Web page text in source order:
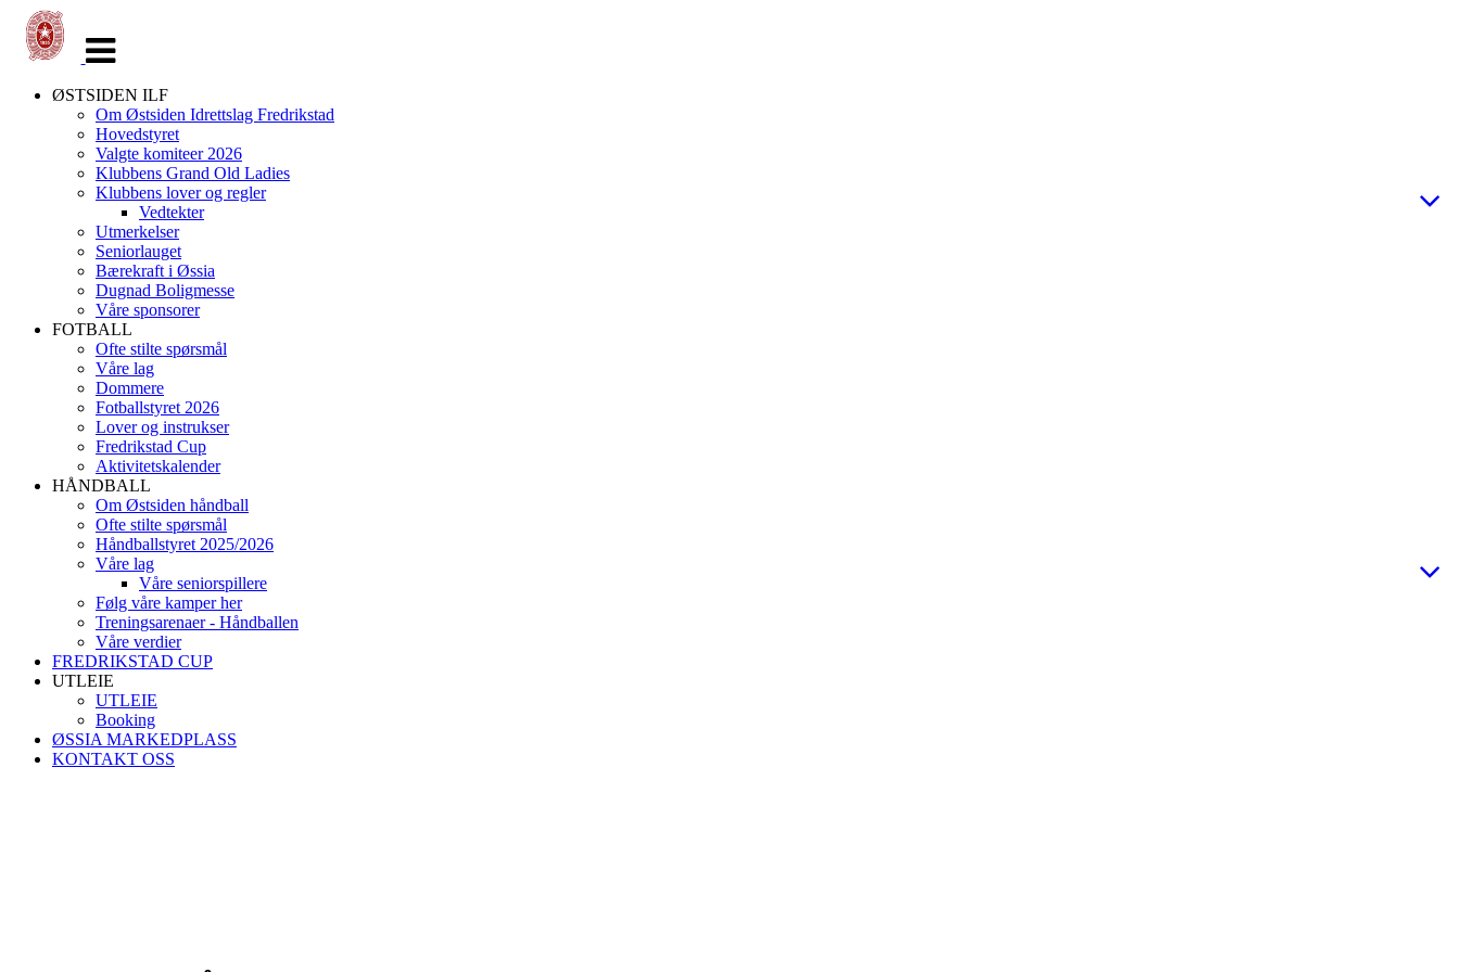
navigasjon
ØSTSIDEN ILF
Om Østsiden Idrettslag Fredrikstad
Hovedstyret
Valgte komiteer 2026
Klubbens Grand Old Ladies
Klubbens lover og regler
Vedtekter
Utmerkelser
Seniorlauget
Bærekraft i Øssia
Dugnad Boligmesse
Våre sponsorer
FOTBALL
Ofte stilte spørsmål
Våre lag
Dommere
Fotballstyret 2026
Lover og instrukser
Fredrikstad Cup
Aktivitetskalender
HÅNDBALL
Om Østsiden håndball
Ofte stilte spørsmål
Håndballstyret 2025/2026
Våre lag
Våre seniorspillere
Følg våre kamper her
Treningsarenaer - Håndballen
Våre verdier
FREDRIKSTAD CUP
UTLEIE
UTLEIE
Booking
ØSSIA MARKEDPLASS
KONTAKT OSS